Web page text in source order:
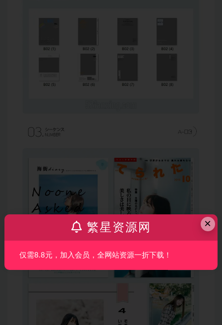
×
繁星资源网
仅需8.8元，加入会员，全网站资源一折下载！